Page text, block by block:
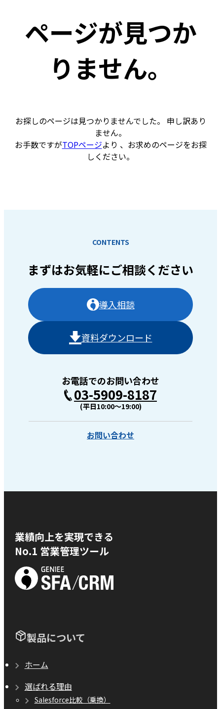
ページが見つか
りません。
お探しのページは見つかりませんでした。 申し訳あり
ません。
お手数ですがTOPページより 、お求めのページをお探
しください。
CONTENTS
まずはお気軽にご相談ください
導入相談
資料ダウンロード
お電話でのお問い合わせ
03-5909-8187
(平日10:00〜19:00)
お問い合わせ
業績向上を実現できる
No.1 営業管理ツール
製品について
ホーム
選ばれる理由
Salesforce比較（乗換）